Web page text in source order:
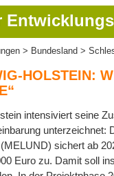
Bundesland
HOLSTEIN:
intensiviert seine
sichert ab
Euro zu. Damit soll